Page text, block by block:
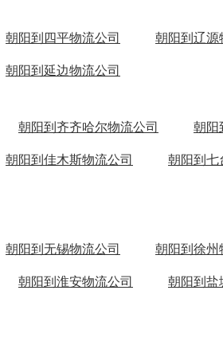
朝阳到四平物流公司 朝阳到辽源
朝阳到延边物流公司
朝阳到齐齐哈尔物流公司 朝阳
朝阳到佳木斯物流公司 朝阳到七
朝阳到无锡物流公司 朝阳到徐州
朝阳到淮安物流公司 朝阳到盐